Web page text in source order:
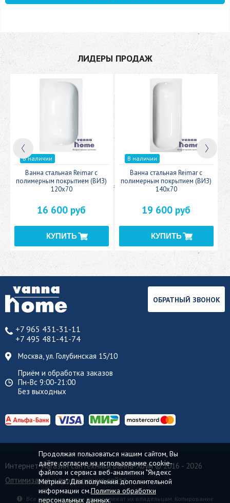
ЛИДЕРЫ ПРОДАЖ
В наличии
Ванна стальная Reimar с
полимерным покрытием (ВИЗ)
120x70
16 600 руб
В наличии
Ванна стальная Reimar с
полимерным покрытием (ВИЗ)
140x70
19 600 руб
+7 965 431-31-11
+7 495 481-41-74
Москва, ул. Голубинская 15/10
Приём и обработка заказов
Пн-Вс 9:00-21:00
Без выходных
ОБРАТНЫЙ ЗВОНОК
Интернет-магазин сантехники Ванна-Хоум© 2016 - 2026
Оптимизация и продвижение сайта
Все торговые марки принадлежат их владельцам. Копирование
Продолжая пользоваться нашим сайтом, Вы
даёте согласие на использование cookie-
файлов и сервиса веб-аналитики "Яндекс
Метрика". Для получения дополнительной
информации см.Политика обработки
персональных данных.